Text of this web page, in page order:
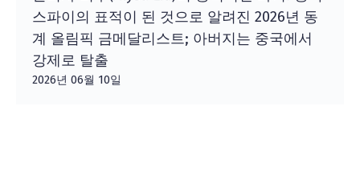
스파이의 표적이 된 것으로 알려진 2026년 동
계 올림픽 금메달리스트; 아버지는 중국에서
강제로 탈출
2026년 06월 10일